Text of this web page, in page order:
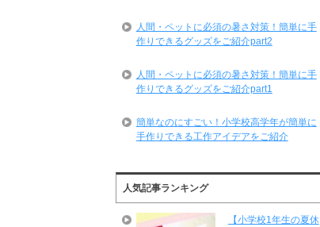
人間・ペットに必須の暑さ対策！簡単に手
作りできるグッズをご紹介part2
人間・ペットに必須の暑さ対策！簡単に手
作りできるグッズをご紹介part1
簡単なのにすごい！小学校高学年が簡単に
手作りできる工作アイデアをご紹介
人気記事ランキング
【小学校1年生の夏休